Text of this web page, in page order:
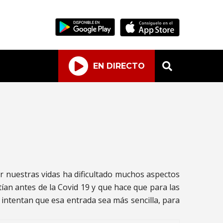
EN DIRECTO
vidas ha dificultado muchos aspectos
antes de la Covid 19 y que hace que para las
que esa entrada sea más sencilla, para